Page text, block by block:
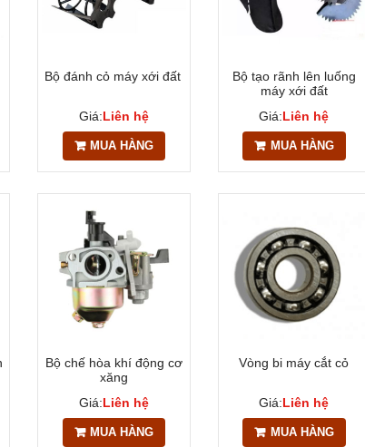
Bộ đánh cỏ máy xới đất
Giá:Liên hệ
MUA HÀNG
Bộ tạo rãnh lên luống
máy xới đất
Giá:Liên hệ
MUA HÀNG
Bộ chế hòa khí động cơ
xăng
Giá:Liên hệ
MUA HÀNG
Vòng bi máy cắt cỏ
Giá:Liên hệ
MUA HÀNG